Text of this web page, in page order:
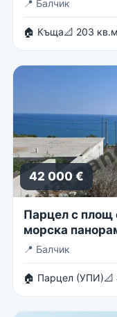
📍 Балчик
🏠 Къща📐 203 кв.м
42 000 €
Парцел с площ
морска
📍 Балчик
🏠 Парцел (УПИ)📐